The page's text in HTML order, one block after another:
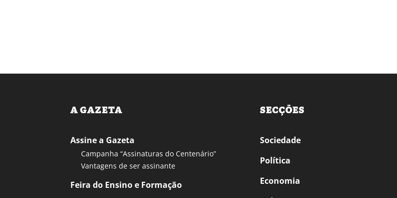
A GAZETA
Assine a Gazeta
Campanha “Assinaturas do Centenário”
Vantagens de ser assinante
Feira do Ensino e Formação
SECÇÕES
Sociedade
Política
Economia